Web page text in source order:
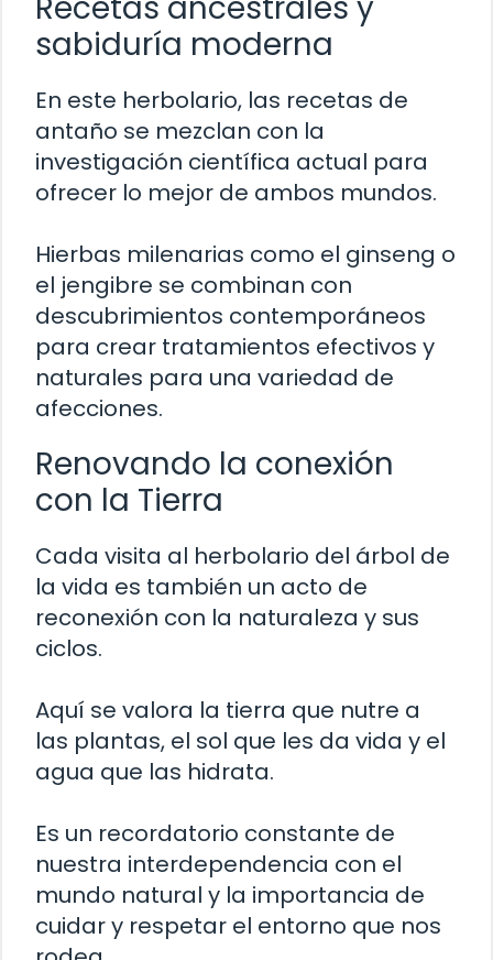
sabiduría moderna
En este herbolario, las recetas de
antaño se mezclan con la
investigación científica actual para
ofrecer lo mejor de ambos mundos.
Hierbas milenarias como el ginseng o
el jengibre se combinan con
descubrimientos contemporáneos
para crear tratamientos efectivos y
naturales para una variedad de
afecciones.
Renovando la conexión
con la Tierra
Cada visita al herbolario del árbol de
la vida es también un acto de
reconexión con la naturaleza y sus
ciclos.
Aquí se valora la tierra que nutre a
las plantas, el sol que les da vida y el
agua que las hidrata.
Es un recordatorio constante de
nuestra interdependencia con el
mundo natural y la importancia de
cuidar y respetar el entorno que nos